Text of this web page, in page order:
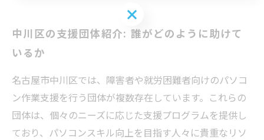
中川区の支援団体紹介: 誰がどのように助けて
いるか
名古屋市中川区では、障害者や就労困難者向けのパソコ
ン作業支援を行う団体が複数存在しています。これらの
団体は、個々のニーズに応じた支援プログラムを提供し
ており、パソコンスキル向上を目指す人々に貴重なリソ
お問い合わせはこちら